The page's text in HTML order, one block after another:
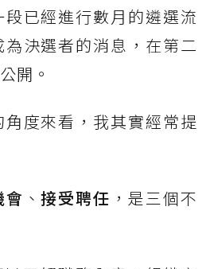
已經進行數月的遴選流
決選者的消息，在第二
開。
度來看，我其實經常提
會 、接受聘任 ，是三個不